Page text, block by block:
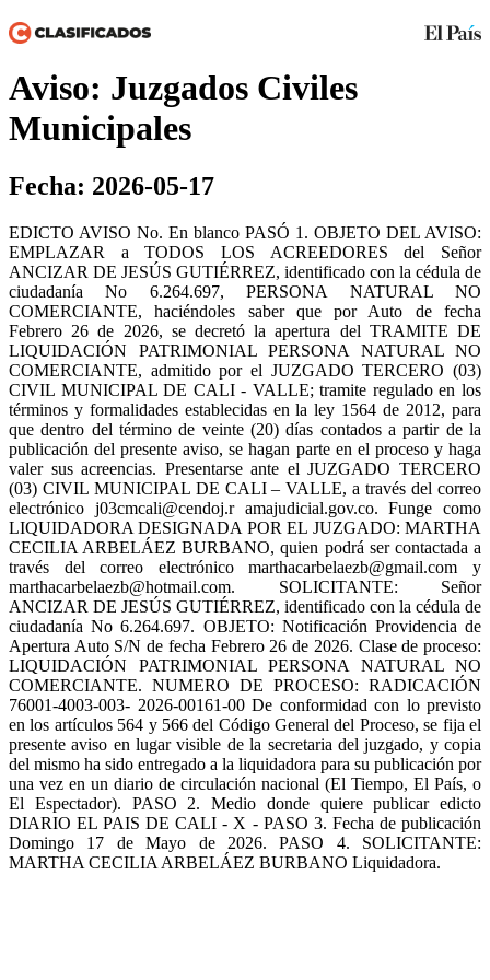
Aviso: Juzgados Civiles
Municipales
Fecha: 2026-05-17
EDICTO AVISO No. En blanco PASÓ 1. OBJETO DEL AVISO:
EMPLAZAR a TODOS LOS ACREEDORES del Señor
ANCIZAR DE JESÚS GUTIÉRREZ, identificado con la cédula de
ciudadanía No 6.264.697, PERSONA NATURAL NO
COMERCIANTE, haciéndoles saber que por Auto de fecha
Febrero 26 de 2026, se decretó la apertura del TRAMITE DE
LIQUIDACIÓN PATRIMONIAL PERSONA NATURAL NO
COMERCIANTE, admitido por el JUZGADO TERCERO (03)
CIVIL MUNICIPAL DE CALI - VALLE; tramite regulado en los
términos y formalidades establecidas en la ley 1564 de 2012, para
que dentro del término de veinte (20) días contados a partir de la
publicación del presente aviso, se hagan parte en el proceso y haga
valer sus acreencias. Presentarse ante el JUZGADO TERCERO
(03) CIVIL MUNICIPAL DE CALI – VALLE, a través del correo
electrónico j03cmcali@cendoj.r amajudicial.gov.co. Funge como
LIQUIDADORA DESIGNADA POR EL JUZGADO: MARTHA
CECILIA ARBELÁEZ BURBANO, quien podrá ser contactada a
través del correo electrónico marthacarbelaezb@gmail.com y
marthacarbelaezb@hotmail.com. SOLICITANTE: Señor
ANCIZAR DE JESÚS GUTIÉRREZ, identificado con la cédula de
ciudadanía No 6.264.697. OBJETO: Notificación Providencia de
Apertura Auto S/N de fecha Febrero 26 de 2026. Clase de proceso:
LIQUIDACIÓN PATRIMONIAL PERSONA NATURAL NO
COMERCIANTE. NUMERO DE PROCESO: RADICACIÓN
76001-4003-003- 2026-00161-00 De conformidad con lo previsto
en los artículos 564 y 566 del Código General del Proceso, se fija el
presente aviso en lugar visible de la secretaria del juzgado, y copia
del mismo ha sido entregado a la liquidadora para su publicación por
una vez en un diario de circulación nacional (El Tiempo, El País, o
El Espectador). PASO 2. Medio donde quiere publicar edicto
DIARIO EL PAIS DE CALI - X - PASO 3. Fecha de publicación
Domingo 17 de Mayo de 2026. PASO 4. SOLICITANTE:
MARTHA CECILIA ARBELÁEZ BURBANO Liquidadora.